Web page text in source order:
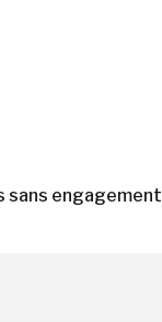
sans